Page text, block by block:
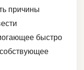
причины
быстро